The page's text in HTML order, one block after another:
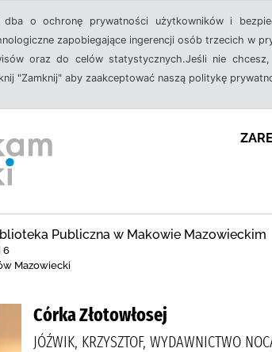
dba o ochronę prywatności użytkowników i
zapobiegające ingerencji osób trzecich w
oraz do celów statystycznych.Jeśli nie
"Zamknij" aby zaakceptować naszą politykę
Publiczna w Makowie Mazowieckim
6
Mazowiecki
Córka Złotowłosej
JÓŹWIK, KRZYSZTOF, WYDAWNICTWO